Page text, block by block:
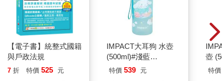
【電子書】統整式國籍
與戶政法規
7 折 特價 525 元
IMPACT大耳狗 水壺
(500ml)#淺藍
IMCMB01LB
特價 539 元
壺
特價